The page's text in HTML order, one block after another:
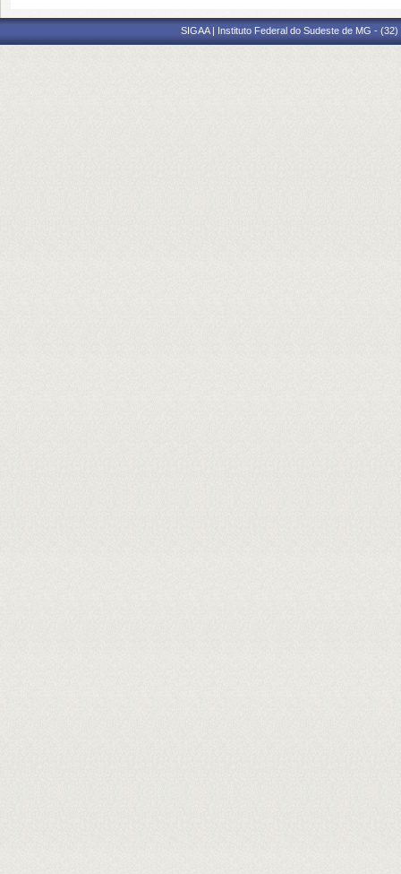
SIGAA | Instituto Federal do Sudeste de MG -